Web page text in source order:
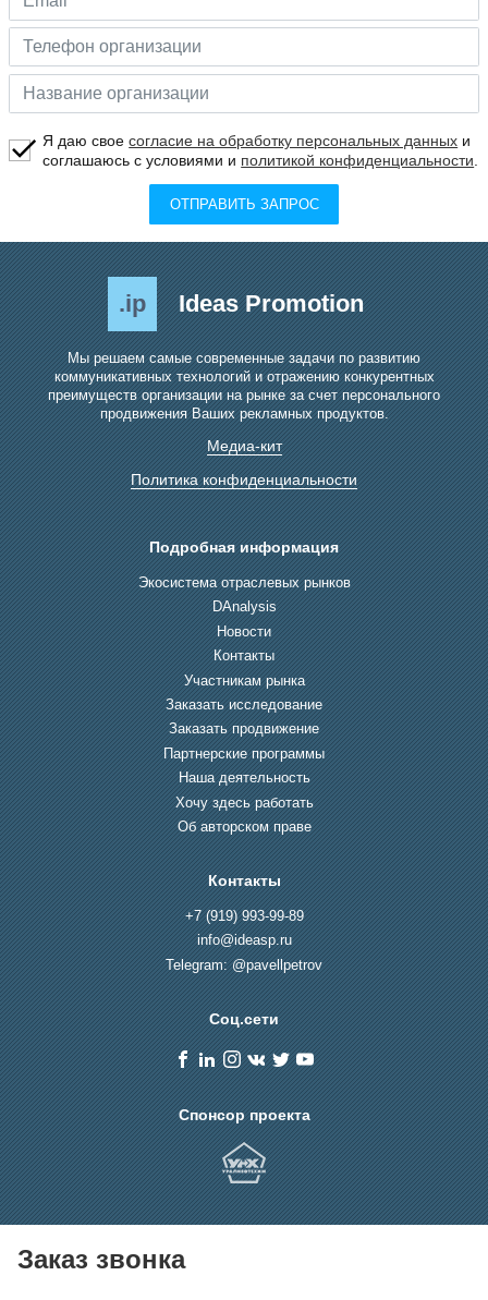
Я даю своесогласие на обработку персональных данных и
соглашаюсь с условиями и политикой конфиденциальности
ОТПРАВИТЬ ЗАПРОС
.ip Ideas Promotion
Мы решаем самые современные задачи по развитию
коммуникативных технологий и отражению конкурентных
преимуществ организации на рынке за счет персонального
продвижения Ваших рекламных продуктов.
Медиа-кит
Политика конфиденциальности
Подробная информация
Экосистема отраслевых рынков
DAnalysis
Новости
Контакты
Участникам рынка
Заказать исследование
Заказать продвижение
Партнерские программы
Наша деятельность
Хочу здесь работать
Об авторском праве
Контакты
+7 (919) 993-99-89
info@ideasp.ru
Telegram: @pavellpetrov
Соц.сети
Спонсор проекта
Заказ звонка